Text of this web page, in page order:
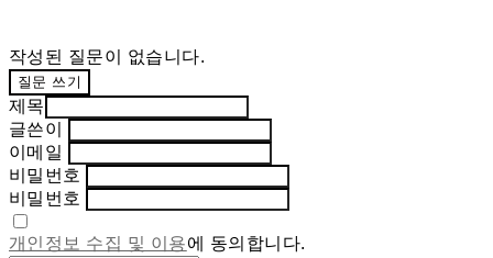
작성된 질문이 없습니다.
질문 쓰기
제목
글쓴이
이메일
비밀번호
비밀번호
개인정보 수집 및 이용에 동의합니다.